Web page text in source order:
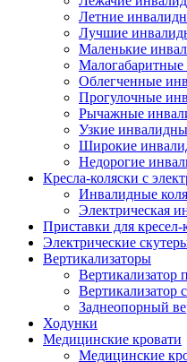
Летние
Лучшие
Маленькие
Малогабаритные
Облегченные
Прогулочные
Рычажные
Узкие
Широкие
Недорогие
Кресла-коляски с
Инвалидные
Электрическая
Приставки для кресел-
Электрические
Вертикализаторы
Вертикализатор
Вертикализатор
Заднеопорный
Ходунки
Медицинские кровати
Медицинские